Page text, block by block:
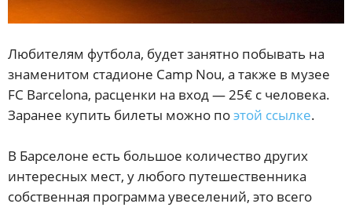
Любителям футбола, будет занятно побывать на
знаменитом стадионе Camp Nou, а также в музее
FC Barcelona, расценки на вход — 25€ с человека.
Заранее купить билеты можно поэтой ссылке.
В Барселоне есть большое количество других
интересных мест, у любого путешественника
собственная программа увеселений, это всего